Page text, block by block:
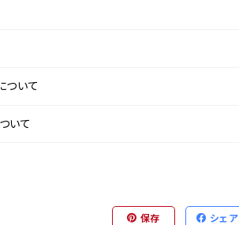
ついて
いて
保存 シェア